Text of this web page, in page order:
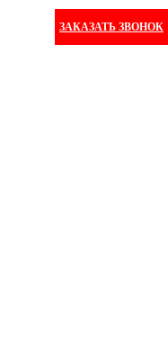
ЗАКАЗАТЬ ЗВОНОК